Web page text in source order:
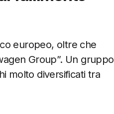
europeo, oltre che
Group”. Un gruppo
molto diversificati tra